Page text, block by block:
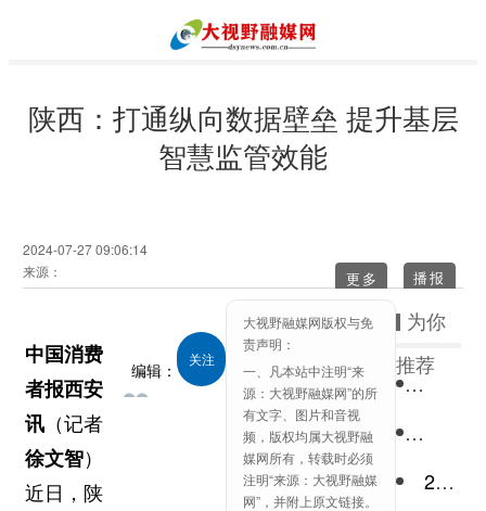
陕西：打通纵向数据壁垒 提升基层
智慧监管效能
2024-07-27 09:06:14
来源：
更多
中国消费
者报西安
讯 （记者
徐文智）
近日，陕
编辑：
关注
大视
大视野融媒网版权与免
责声明：
一、凡本站中注明“来
源：大视野融媒网”的所
有文字、图片和音视
频，版权均属大视野融
媒网所有，转载时必须
注明“来源：大视野融媒
网”，并附上原文链接。
为你
推荐
快手
2022中国国民心理健康报告：青少年抑郁风险高于成年